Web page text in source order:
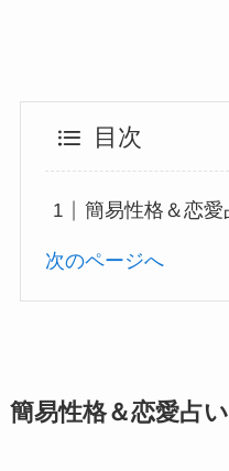
目次
簡易性格＆恋
次のページへ
簡易性格＆恋愛占